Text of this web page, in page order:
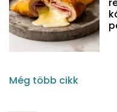
Még több cikk